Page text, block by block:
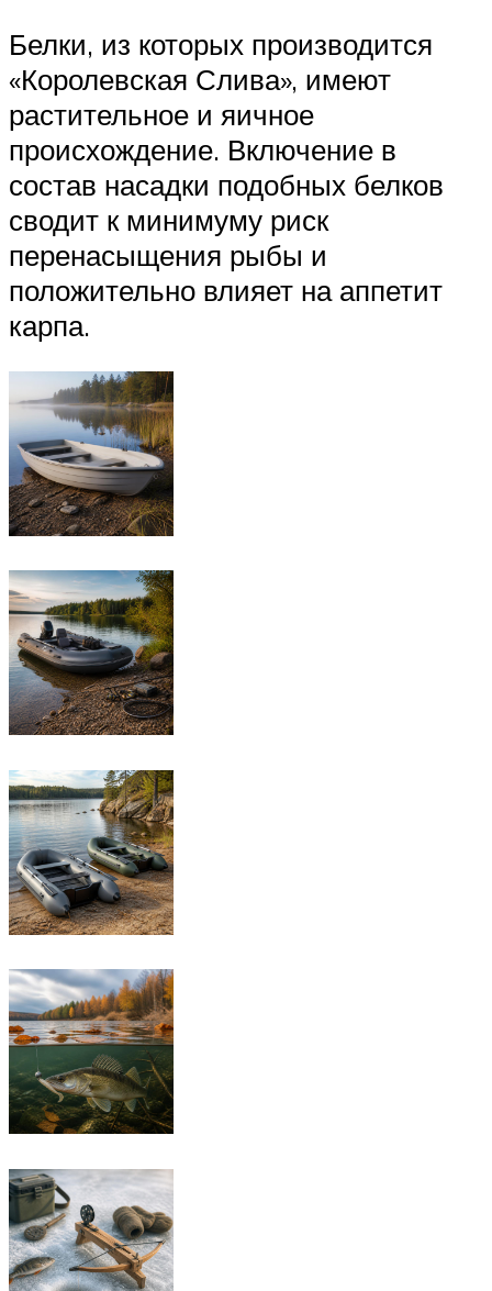
Белки, из которых производится
«Королевская Слива», имеют
растительное и яичное
происхождение. Включение в
состав насадки подобных белков
сводит к минимуму риск
перенасыщения рыбы и
положительно влияет на аппетит
карпа.